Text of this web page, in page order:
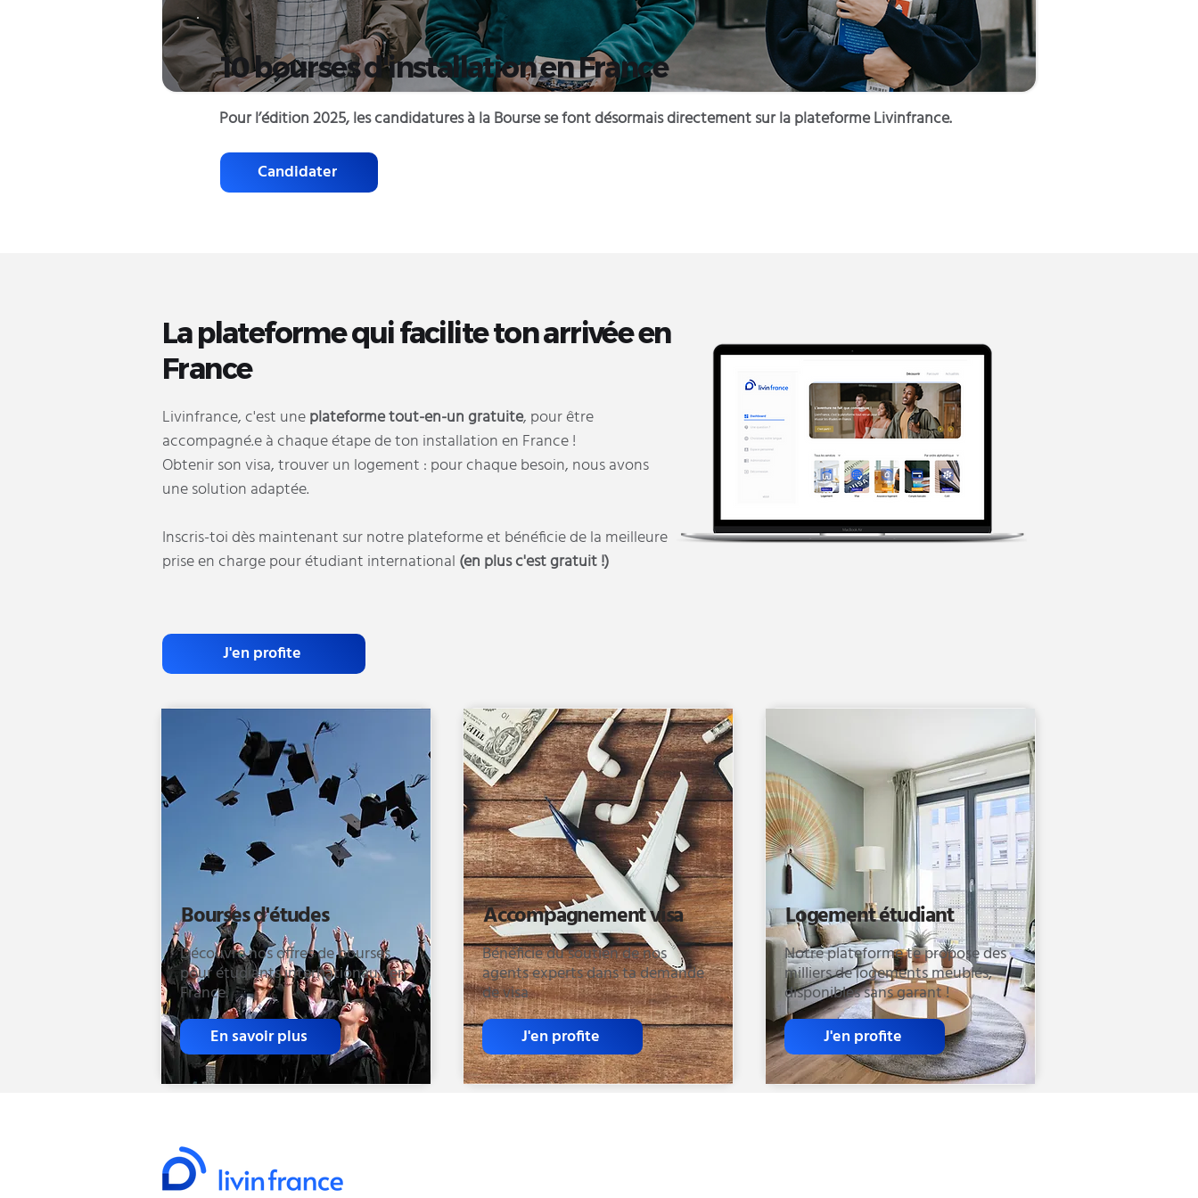
10 bourses d'installation en France
Pour l’édition 2025, les candidatures à la Bourse se font désormais directement sur la plateforme Livinfrance.
Candidater
La plateforme qui facilite ton arrivée en
France
Livinfrance, c'est uneplateforme tout-en-un gratuite, pour être
accompagné.e à chaque étape de ton installation en France !
Obtenir son visa, trouver un logement : pour chaque besoin, nous avons
une solution adaptée.
Inscris-toi dès maintenant sur notre plateforme et bénéficie de la meilleure
prise en charge pour étudiant international (en plus c'est gratuit !)
J'en profite
Bourses d'études
Découvre nos offres de bourses
pour étudiants internationaux en
France.
En savoir plus
Accompagnement visa
Bénéficie du soutien de nos
agents experts dans ta demande
de visa
J'en profite
Logement étudiant
Notre plateforme te propose des
milliers de logements meublés,
disponibles sans garant !
J'en profite